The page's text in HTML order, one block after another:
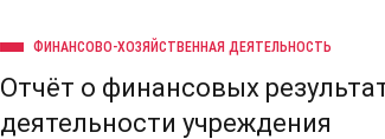
ФИНАНСОВО-ХОЗЯЙСТВЕННАЯ ДЕЯТЕЛЬНОСТЬ
Отчёт о финансовых
деятельности учреждения